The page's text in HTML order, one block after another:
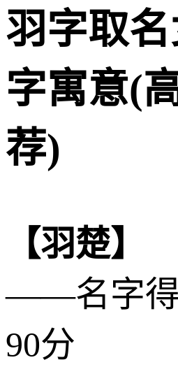
羽字取
字寓意(
荐)
【羽楚】
——名字得
90分